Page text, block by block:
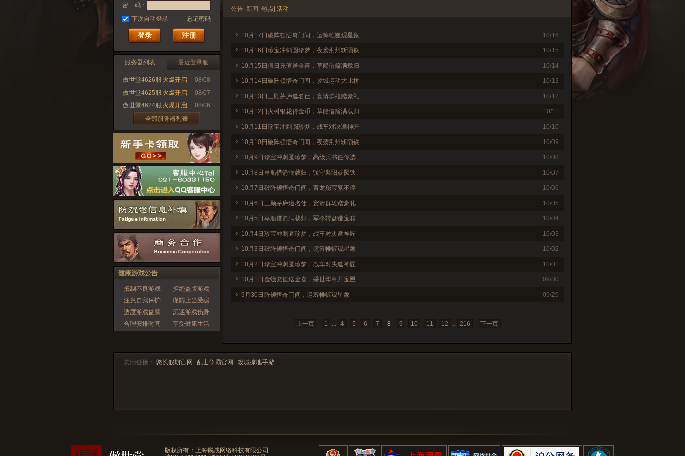
密 码：
下次自动登录
忘记密码
注册
服务器列表 最近登录服
傲世堂4626服 火爆开启
08/08
傲世堂4625服 火爆开启
08/07
傲世堂4624服 火爆开启
08/06
全部服务器列表
抵制不良游戏
拒绝盗版游戏
注意自我保护
谨防上当受骗
适度游戏益脑
沉迷游戏伤身
合理安排时间
享受健康生活
公告 新闻 热点 活动
10月17日破阵顿悟奇门间，运筹帷幄观星象 10/16
10月16日珍宝冲刺圆珍梦，夜袭荆州斩陨铁 10/15
10月15日假日充值送金喜，草船借箭满载归 10/14
10月14日破阵顿悟奇门间，攻城运动大比拼 10/13
10月13日三顾茅庐邀名仕，宴请群雄赠豪礼 10/12
10月12日火树银花得金币，草船借箭满载归 10/11
10月11日珍宝冲刺圆珍梦，战车对决邀神匠 10/10
10月10日破阵顿悟奇门间，夜袭荆州斩陨铁 10/09
10月9日珍宝冲刺圆珍梦，高级兵书任你选 10/08
10月8日草船借箭满载归，镇守襄阳获陨铁 10/07
10月7日破阵顿悟奇门间，青龙秘宝赢不停 10/06
10月6日三顾茅庐邀名仕，宴请群雄赠豪礼 10/05
10月5日草船借箭满载归，军令转盘赚宝箱 10/04
10月4日珍宝冲刺圆珍梦，战车对决邀神匠 10/03
10月3日破阵顿悟奇门间，运筹帷幄观星象 10/02
10月2日珍宝冲刺圆珍梦，战车对决邀神匠 10/01
10月1日金蟾充值送金喜，盛世华章开宝匣 09/30
9月30日阵顿悟奇门间，运筹帷幄观星象 09/29
上一页 1 ... 4 5 6 7 8 9 10 11 12 .. 216 下一页
友情链接： 悠长假期官网 乱世争霸官网 攻城掠地手游
版权所有：上海锐战网络科技有限公司